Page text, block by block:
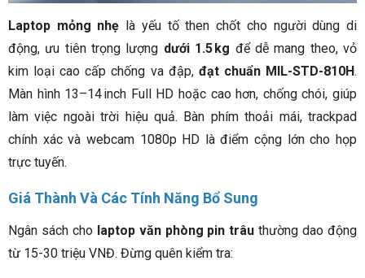
Laptop mỏng nhẹ là yếu tố then chốt cho người dùng di
động, ưu tiên trọng lượng dưới 1.5 kg để dễ mang theo, vỏ
kim loại cao cấp chống va đập, đạt chuẩn MIL-STD-810H.
Màn hình 13–14 inch Full HD hoặc cao hơn, chống chói, giúp
làm việc ngoài trời hiệu quả. Bàn phím thoải mái, trackpad
chính xác và webcam 1080p HD là điểm cộng lớn cho họp
trực tuyến.
Giá Thành Và Các Tính Năng Bổ Sung
Ngân sách cho laptop văn phòng pin trâu thường dao động
từ 15-30 triệu VNĐ. Đừng quên kiểm tra: